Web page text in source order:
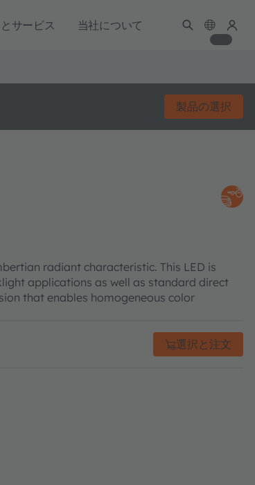
サービス 当社について
製品の選択
radiant characteristic. This LED is
applications as well as standard direct
that enables homogeneous color
選択と注文